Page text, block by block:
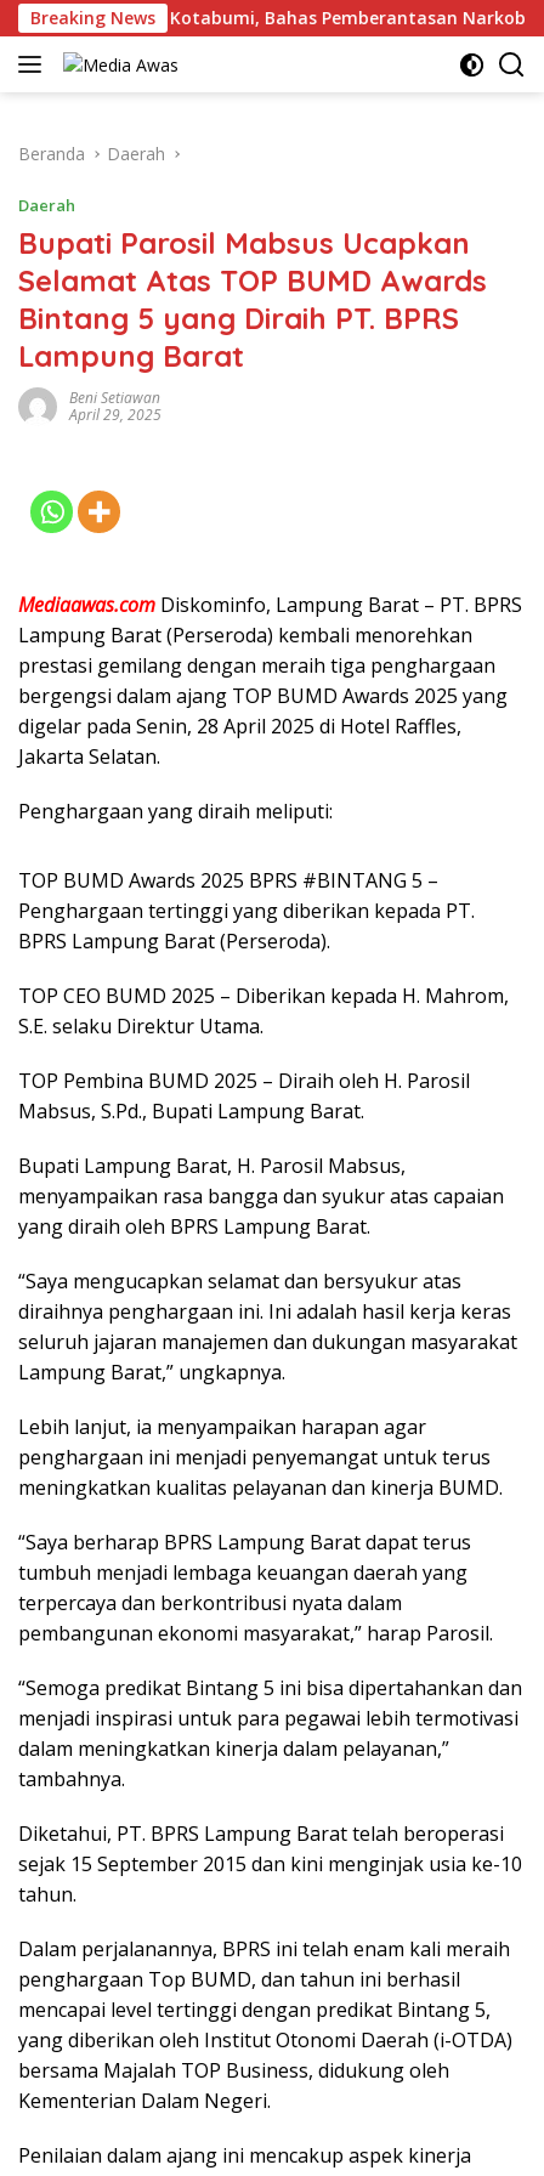
Langsung
ke
konten
Breaking News
Kalapas Kotabumi, Bahas Pemberantasan Narkoba dan
Beranda Daerah
Daerah
Bupati Parosil Mabsus Ucapkan
Selamat Atas TOP BUMD Awards
Bintang 5 yang Diraih PT. BPRS
Lampung Barat
Beni Setiawan
April 29, 2025
Mediaawas.com Diskominfo, Lampung Barat – PT. BPRS
Lampung Barat (Perseroda) kembali menorehkan
prestasi gemilang dengan meraih tiga penghargaan
bergengsi dalam ajang TOP BUMD Awards 2025 yang
digelar pada Senin, 28 April 2025 di Hotel Raffles,
Jakarta Selatan.
Penghargaan yang diraih meliputi:
TOP BUMD Awards 2025 BPRS #BINTANG 5 –
Penghargaan tertinggi yang diberikan kepada PT.
BPRS Lampung Barat (Perseroda).
TOP CEO BUMD 2025 – Diberikan kepada H. Mahrom,
S.E. selaku Direktur Utama.
TOP Pembina BUMD 2025 – Diraih oleh H. Parosil
Mabsus, S.Pd., Bupati Lampung Barat.
Bupati Lampung Barat, H. Parosil Mabsus,
menyampaikan rasa bangga dan syukur atas capaian
yang diraih oleh BPRS Lampung Barat.
“Saya mengucapkan selamat dan bersyukur atas
diraihnya penghargaan ini. Ini adalah hasil kerja keras
seluruh jajaran manajemen dan dukungan masyarakat
Lampung Barat,” ungkapnya.
Lebih lanjut, ia menyampaikan harapan agar
penghargaan ini menjadi penyemangat untuk terus
meningkatkan kualitas pelayanan dan kinerja BUMD.
“Saya berharap BPRS Lampung Barat dapat terus
tumbuh menjadi lembaga keuangan daerah yang
terpercaya dan berkontribusi nyata dalam
pembangunan ekonomi masyarakat,” harap Parosil.
“Semoga predikat Bintang 5 ini bisa dipertahankan dan
menjadi inspirasi untuk para pegawai lebih termotivasi
dalam meningkatkan kinerja dalam pelayanan,”
tambahnya.
Diketahui, PT. BPRS Lampung Barat telah beroperasi
sejak 15 September 2015 dan kini menginjak usia ke-10
tahun.
Dalam perjalanannya, BPRS ini telah enam kali meraih
penghargaan Top BUMD, dan tahun ini berhasil
mencapai level tertinggi dengan predikat Bintang 5,
yang diberikan oleh Institut Otonomi Daerah (i-OTDA)
bersama Majalah TOP Business, didukung oleh
Kementerian Dalam Negeri.
Penilaian dalam ajang ini mencakup aspek kinerja